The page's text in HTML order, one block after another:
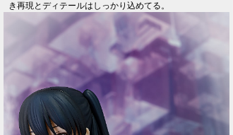
き再現とディテールはしっかり込めてる。